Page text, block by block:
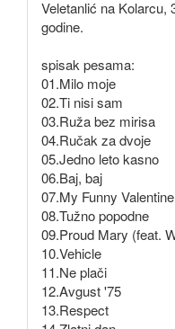
Veletanlić na Kolarcu,
godine.
spisak pesama:
01.Milo moje
02.Ti nisi sam
03.Ruža bez mirisa
04.Ručak za dvoje
05.Jedno leto kasno
06.Baj, baj
07.My Funny Valentine
08.Tužno popodne
09.Proud Mary (feat.
10.Vehicle
11.Ne plači
12.Avgust '75
13.Respect